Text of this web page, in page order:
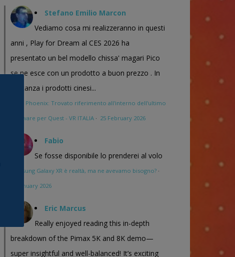
Stefano Emilio Marcon
Vediamo cosa mi realizzeranno in questi
anni , Play for Dream al CES 2026 ha
presentato un bel modello chissa' magari Pico
se ne esce con un prodotto a buon prezzo . In
sostanza i prodotti cinesi...
Meta Phoenix: Trovato riferimento all'interno dell'ultimo
firmware per Quest - VR ITALIA · 25 February 2026
Fabio
Se fosse disponibile lo prenderei al volo
Samsung Galaxy XR è realtà, ma ne avevamo bisogno? ·
16 January 2026
Eric Marcus
Really enjoyed reading this in-depth
breakdown of the Pimax 5K and 8K demo—
super insightful and well-balanced! It’s exciting